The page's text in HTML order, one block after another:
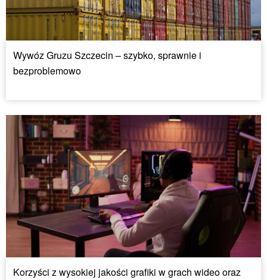
Wywóz Gruzu Szczecin – szybko, sprawnie i
bezproblemowo
Korzyści z wysokiej jakości grafiki w grach wideo oraz